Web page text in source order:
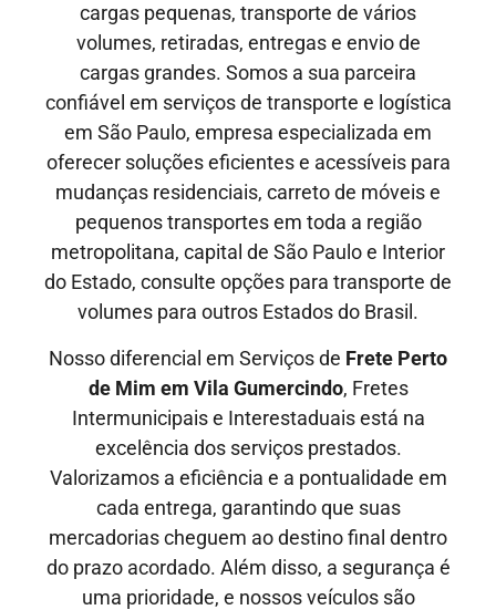
cargas pequenas, transporte de vários
volumes, retiradas, entregas e envio de
cargas grandes. Somos a sua parceira
confiável em serviços de transporte e logística
em São Paulo, empresa especializada em
oferecer soluções eficientes e acessíveis para
mudanças residenciais, carreto de móveis e
pequenos transportes em toda a região
metropolitana, capital de São Paulo e Interior
do Estado, consulte opções para transporte de
volumes para outros Estados do Brasil.
Nosso diferencial em Serviços de Frete Perto
de Mim em Vila Gumercindo, Fretes
Intermunicipaise Interestaduaisestá na
excelência dos serviços prestados.
Valorizamos a eficiência e a pontualidade em
cada entrega, garantindo que suas
mercadorias cheguem ao destino final dentro
do prazo acordado. Além disso, a segurança é
uma prioridade, e nossos veículos são